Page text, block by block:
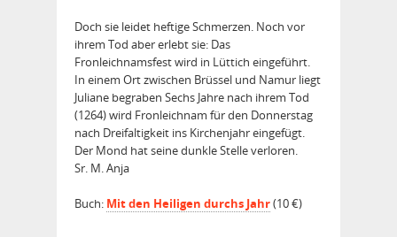
Doch sie leidet heftige Schmerzen. Noch vor
ihrem Tod aber erlebt sie: Das
Fronleichnamsfest wird in Lüttich eingeführt.
In einem Ort zwischen Brüssel und Namur liegt
Juliane begraben Sechs Jahre nach ihrem Tod
(1264) wird Fronleichnam für den Donnerstag
nach Dreifaltigkeit ins Kirchenjahr eingefügt.
Der Mond hat seine dunkle Stelle verloren.
Sr. M. Anja
Buch: Mit den Heiligen durchs Jahr(10 €)